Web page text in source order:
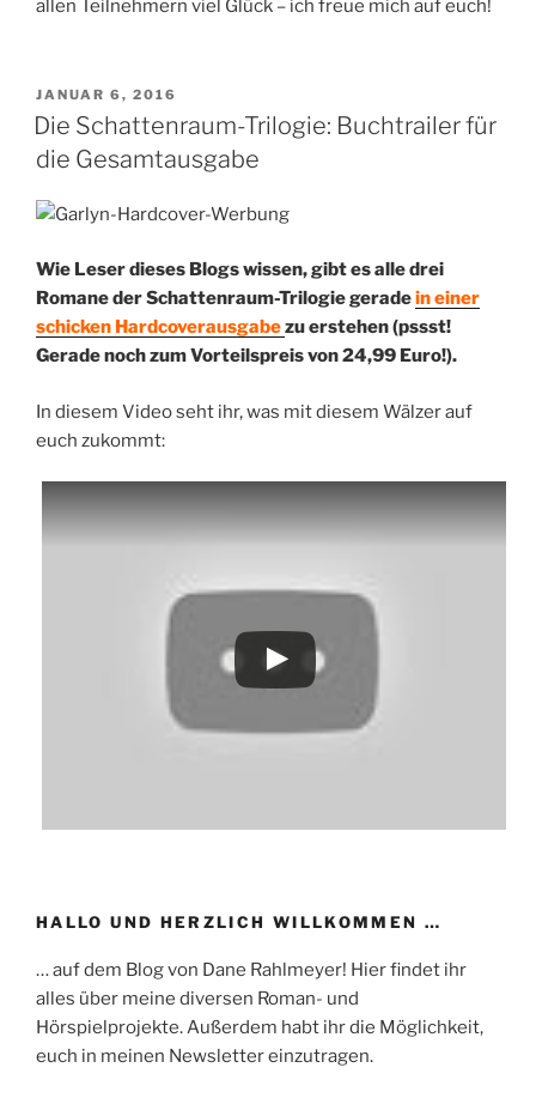
allen Teilnehmern viel Glück – ich freue mich auf euch!
VERÖFFENTLICHT
AM
JANUAR 6, 2016
Die Schattenraum-Trilogie: Buchtrailer für
die Gesamtausgabe
Wie Leser dieses Blogs wissen, gibt es alle drei
Romane der Schattenraum-Trilogie geradein einer
schicken Hardcoverausgabezu erstehen (pssst!
Gerade noch zum Vorteilspreis von 24,99 Euro!).
In diesem Video seht ihr, was mit diesem Wälzer auf
euch zukommt:
HALLO UND HERZLICH WILLKOMMEN …
… auf dem Blog von Dane Rahlmeyer! Hier findet ihr
alles über meine diversen Roman- und
Hörspielprojekte. Außerdem habt ihr die Möglichkeit,
euch in meinen Newsletter einzutragen.